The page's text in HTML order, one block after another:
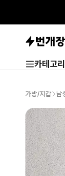
카테고리
가방/지갑 남